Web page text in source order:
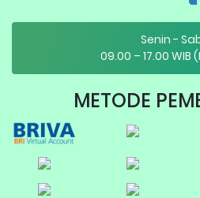
Senin -
09.00 – 17.00 WIB
METODE